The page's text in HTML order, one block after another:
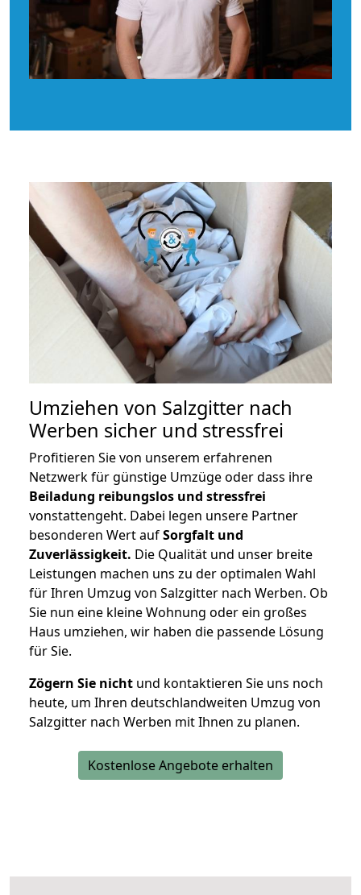
Umziehen von Salzgitter nach
Werben sicher und stressfrei
Profitieren Sie von unserem erfahrenen
Netzwerk für günstige Umzüge oder dass ihre
Beiladung reibungslos und stressfrei
vonstattengeht. Dabei legen unsere Partner
besonderen Wert aufSorgfalt und
Zuverlässigkeit. Die Qualität und unser breite
Leistungen machen uns zu der optimalen Wahl
für Ihren Umzug von Salzgitter nach Werben. Ob
Sie nun eine kleine Wohnung oder ein großes
Haus umziehen, wir haben die passende Lösung
für Sie.
Zögern Sie nicht und kontaktieren Sie uns noch
heute, um Ihren deutschlandweiten Umzug von
Salzgitter nach Werben mit Ihnen zu planen.
Kostenlose Angebote erhalten